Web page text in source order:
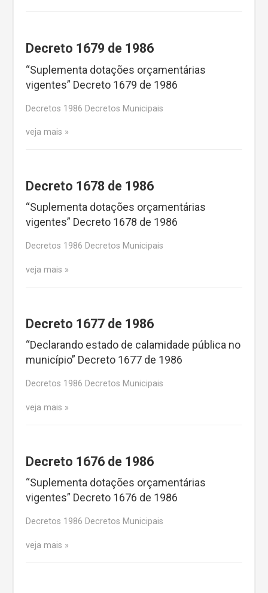
Decreto 1679 de 1986
“Suplementa dotações orçamentárias
vigentes” Decreto 1679 de 1986
Decretos 1986 Decretos Municipais
veja mais
Decreto 1678 de 1986
“Suplementa dotações orçamentárias
vigentes” Decreto 1678 de 1986
Decretos 1986 Decretos Municipais
veja mais
Decreto 1677 de 1986
“Declarando estado de calamidade pública no
município” Decreto 1677 de 1986
Decretos 1986 Decretos Municipais
veja mais
Decreto 1676 de 1986
“Suplementa dotações orçamentárias
vigentes” Decreto 1676 de 1986
Decretos 1986 Decretos Municipais
veja mais